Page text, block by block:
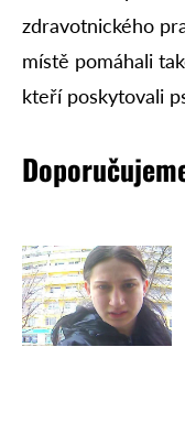
zdravotnického
místě pomáhali
kteří poskytovali